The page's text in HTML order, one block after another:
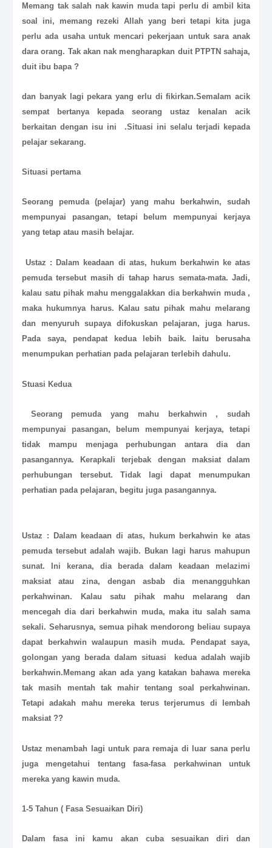
Memang tak salah nak kawin muda tapi perlu di ambil kita
soal ini, memang rezeki Allah yang beri tetapi kita juga
perlu ada usaha untuk mencari pekerjaan untuk sara anak
dara orang. Tak akan nak mengharapkan duit PTPTN sahaja,
duit ibu bapa ?
dan banyak lagi pekara yang erlu di fikirkan.Semalam acik
sempat bertanya kepada seorang ustaz kenalan acik
berkaitan dengan isu ini .Situasi ini selalu terjadi kepada
pelajar sekarang.
Situasi pertama
Seorang pemuda (pelajar) yang mahu berkahwin, sudah
mempunyai pasangan, tetapi belum mempunyai kerjaya
yang tetap atau masih belajar.
Ustaz : Dalam keadaan di atas, hukum berkahwin ke atas
pemuda tersebut masih di tahap harus semata-mata. Jadi,
kalau satu pihak mahu menggalakkan dia berkahwin muda ,
maka hukumnya harus. Kalau satu pihak mahu melarang
dan menyuruh supaya difokuskan pelajaran, juga harus.
Pada saya, pendapat kedua lebih baik. Iaitu berusaha
menumpukan perhatian pada pelajaran terlebih dahulu.
Stuasi Kedua
Seorang pemuda yang mahu berkahwin , sudah
mempunyai pasangan, belum mempunyai kerjaya, tetapi
tidak mampu menjaga perhubungan antara dia dan
pasangannya. Kerapkali terjebak dengan maksiat dalam
perhubungan tersebut. Tidak lagi dapat menumpukan
perhatian pada pelajaran, begitu juga pasangannya.
Ustaz : Dalam keadaan di atas, hukum berkahwin ke atas
pemuda tersebut adalah wajib. Bukan lagi harus mahupun
sunat. Ini kerana, dia berada dalam keadaan melazimi
maksiat atau zina, dengan asbab dia menangguhkan
perkahwinan. Kalau satu pihak mahu melarang dan
mencegah dia dari berkahwin muda, maka itu salah sama
sekali. Seharusnya, semua pihak mendorong beliau supaya
dapat berkahwin walaupun masih muda. Pendapat saya,
golongan yang berada dalam situasi kedua adalah wajib
berkahwin. Memang akan ada yang katakan bahawa mereka
tak masih mentah tak mahir tentang soal perkahwinan.
Tetapi adakah mahu mereka terus terjerumus di lembah
maksiat ??
Ustaz menambah lagi untuk para remaja di luar sana perlu
juga mengetahui tentang fasa-fasa perkahwinan untuk
mereka yang kawin muda.
1-5 Tahun ( Fasa Sesuaikan Diri)
Dalam fasa ini kamu akan cuba sesuaikan diri dan